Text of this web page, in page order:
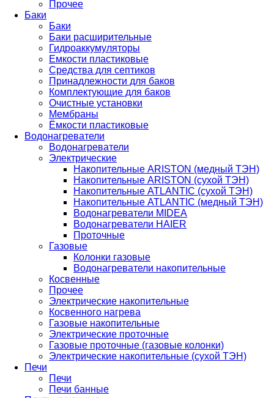
Прочее
Баки
Баки
Баки расширительные
Гидроаккумуляторы
Емкости пластиковые
Средства для септиков
Принадлежности для баков
Комплектующие для баков
Очистные установки
Мембраны
Ёмкости пластиковые
Водонагреватели
Водонагреватели
Электрические
Накопительные ARISTON (медный ТЭН)
Накопительные ARISTON (сухой ТЭН)
Накопительные ATLANTIC (сухой ТЭН)
Накопительные ATLANTIC (медный ТЭН)
Водонагреватели MIDEA
Водонагреватели HAIER
Проточные
Газовые
Колонки газовые
Водонагреватели накопительные
Косвенные
Прочее
Электрические накопительные
Косвенного нагрева
Газовые накопительные
Электрические проточные
Газовые проточные (газовые колонки)
Электрические накопительные (сухой ТЭН)
Печи
Печи
Печи банные